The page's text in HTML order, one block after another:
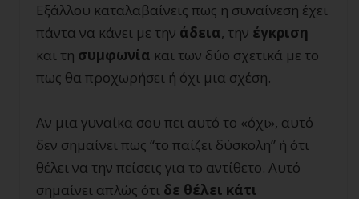
Εξάλλου καταλαβαίνεις πως η συναίνεση έχει
πάντα να κάνει με την άδεια, την έγκριση
και τη συμφωνία και των δύο σχετικά με το
πως θα προχωρήσει ή όχι μια σχέση.
Αν μια γυναίκα σου πει αυτό το «όχι», αυτό
δεν σημαίνει πως “το παίζει δύσκολη” ή ότι
θέλει να την πείσεις για το αντίθετο. Αυτό
σημαίνει απλώς ότι δε θέλει κάτι